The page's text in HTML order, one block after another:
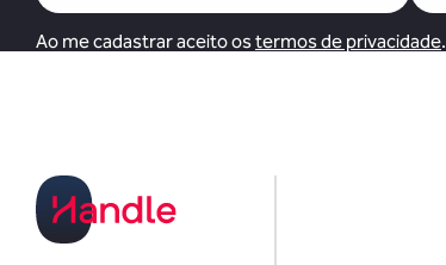
Ao me cadastrar aceito ostermos de privacidade.